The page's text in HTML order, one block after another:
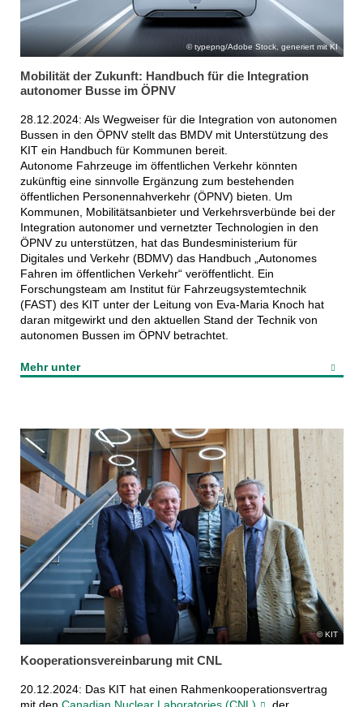
typepng/Adobe Stock, generiert mit KI
Mobilität der Zukunft: Handbuch für die Integration
autonomer Busse im ÖPNV
28.12.2024: Als Wegweiser für die Integration von autonomen
Bussen in den ÖPNV stellt das BMDV mit Unterstützung des
KIT ein Handbuch für Kommunen bereit.
Autonome Fahrzeuge im öffentlichen Verkehr könnten
zukünftig eine sinnvolle Ergänzung zum bestehenden
öffentlichen Personennahverkehr (ÖPNV) bieten. Um
Kommunen, Mobilitätsanbieter und Verkehrsverbünde bei der
Integration autonomer und vernetzter Technologien in den
ÖPNV zu unterstützen, hat das Bundesministerium für
Digitales und Verkehr (BDMV) das Handbuch „Autonomes
Fahren im öffentlichen Verkehr“ veröffentlicht. Ein
Forschungsteam am Institut für Fahrzeugsystemtechnik
(FAST) des KIT unter der Leitung von Eva-Maria Knoch hat
daran mitgewirkt und den aktuellen Stand der Technik von
autonomen Bussen im ÖPNV betrachtet.
Mehr unter
KIT
Kooperationsvereinbarung mit CNL
20.12.2024: Das KIT hat einen Rahmenkooperationsvertrag
mit den Canadian Nuclear Laboratories (CNL)
, der